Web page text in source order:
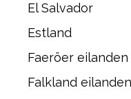
El Salvador
Estland
Faeröer eilanden
Falkland eilanden